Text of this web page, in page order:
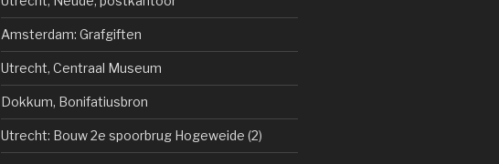
Amsterdam: Grafgiften
Utrecht, Centraal Museum
Dokkum, Bonifatiusbron
Utrecht: Bouw 2e spoorbrug Hogeweide (2)